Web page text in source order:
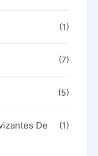
(1)
(7)
(5)
De
(1)